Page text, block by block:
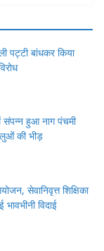
पट्टी बांधकर किया
संपन्न हुआ नाग पंचमी
की भीड़
सेवानिवृत्त शिक्षिका
विदाई